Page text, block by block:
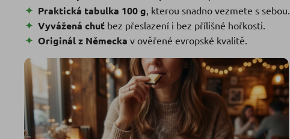
Praktická tabulka 100 g, kterou snadno vezmete s sebou.
Vyvážená chuťbez přeslazení i bez přílišné hořkosti.
Originál z Německa v ověřené evropské kvalitě.